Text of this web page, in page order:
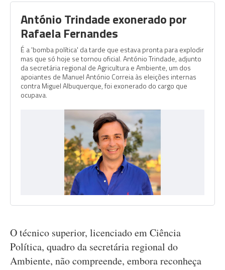
António Trindade exonerado por
Rafaela Fernandes
É a 'bomba política' da tarde que estava pronta para explodir
mas que só hoje se tornou oficial. António Trindade, adjunto
da secretária regional de Agricultura e Ambiente, um dos
apoiantes de Manuel António Correia às eleições internas
contra Miguel Albuquerque, foi exonerado do cargo que
ocupava.
O técnico superior, licenciado em Ciência
Política, quadro da secretária regional do
Ambiente, não compreende, embora reconheça